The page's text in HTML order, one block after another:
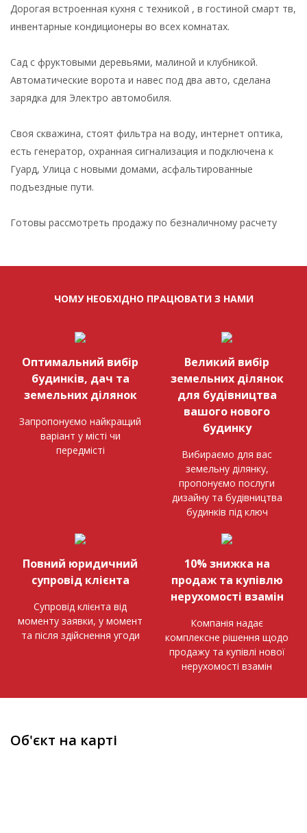
Дорогая встроенная кухня с техникой , в гостиной смарт тв,
инвентарные кондиционеры во всех комнатах.
Сад с фруктовыми деревьями, малиной и клубникой.
Автоматические ворота и навес под два авто, сделана
зарядка для Электро автомобиля.
Своя скважина, стоят фильтра на воду, интернет оптика,
есть генератор, охранная сигнализация и подключена к
Гуард, Улица с новыми домами, асфальтированные
подъездные пути.
Готовы рассмотреть продажу по безналичному расчету
ЧОМУ НЕОБХІДНО ПРАЦЮВАТИ З НАМИ
Оптимальний вибір
будинків, дач та
земельних ділянок
Запропонуємо найкращий
варіант у місті чи
передмісті
Великий вибір
земельних ділянок
для будівництва
вашого нового
будинку
Вибираємо для вас
земельну ділянку,
пропонуємо послуги
дизайну та будівництва
будинків під ключ
Повний юридичний
супровід клієнта
Супровід клієнта від
моменту заявки, у момент
та після здійснення угоди
10% знижка на
продаж та купівлю
нерухомості взамін
Компанія надає
комплексне рішення щодо
продажу та купівлі нової
нерухомості взамін
Об'єкт на карті